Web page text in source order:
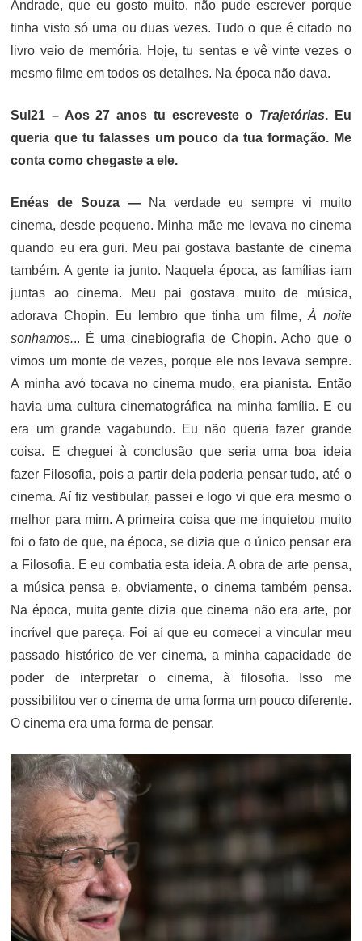
Andrade, que eu gosto muito, não pude escrever porque
tinha visto só uma ou duas vezes. Tudo o que é citado no
livro veio de memória. Hoje, tu sentas e vê vinte vezes o
mesmo filme em todos os detalhes. Na época não dava.
Sul21 – Aos 27 anos tu escreveste o Trajetórias. Eu
queria que tu falasses um pouco da tua formação. Me
conta como chegaste a ele.
Enéas de Souza — Na verdade eu sempre vi muito
cinema, desde pequeno. Minha mãe me levava no cinema
quando eu era guri. Meu pai gostava bastante de cinema
também. A gente ia junto. Naquela época, as famílias iam
juntas ao cinema. Meu pai gostava muito de música,
adorava Chopin. Eu lembro que tinha um filme, À noite
sonhamos... É uma cinebiografia de Chopin. Acho que o
vimos um monte de vezes, porque ele nos levava sempre.
A minha avó tocava no cinema mudo, era pianista. Então
havia uma cultura cinematográfica na minha família. E eu
era um grande vagabundo. Eu não queria fazer grande
coisa. E cheguei à conclusão que seria uma boa ideia
fazer Filosofia, pois a partir dela poderia pensar tudo, até o
cinema. Aí fiz vestibular, passei e logo vi que era mesmo o
melhor para mim. A primeira coisa que me inquietou muito
foi o fato de que, na época, se dizia que o único pensar era
a Filosofia. E eu combatia esta ideia. A obra de arte pensa,
a música pensa e, obviamente, o cinema também pensa.
Na época, muita gente dizia que cinema não era arte, por
incrível que pareça. Foi aí que eu comecei a vincular meu
passado histórico de ver cinema, a minha capacidade de
poder de interpretar o cinema, à filosofia. Isso me
possibilitou ver o cinema de uma forma um pouco diferente.
O cinema era uma forma de pensar.